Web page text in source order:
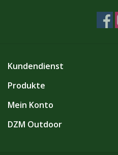
Kundendienst
Produkte
Mein Konto
DZM Outdoor